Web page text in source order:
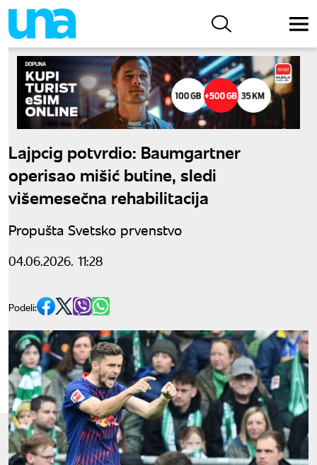
Lajpcig potvrdio: Baumgartner
operisao mišić butine, sledi
višemesečna rehabilitacija
Propušta Svetsko prvenstvo
04.06.2026. 11:28
Podeli: